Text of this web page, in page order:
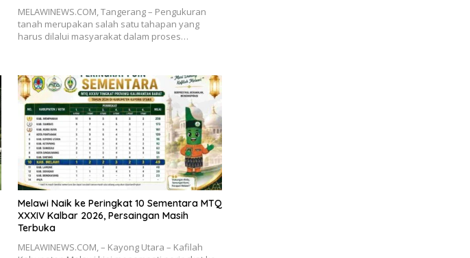
MELAWINEWS.COM, Tangerang – Pengukuran
tanah merupakan salah satu tahapan yang
harus dilalui masyarakat dalam proses…
Melawi Naik ke Peringkat 10 Sementara MTQ
XXXIV Kalbar 2026, Persaingan Masih
Terbuka
MELAWINEWS.COM, – Kayong Utara – Kafilah